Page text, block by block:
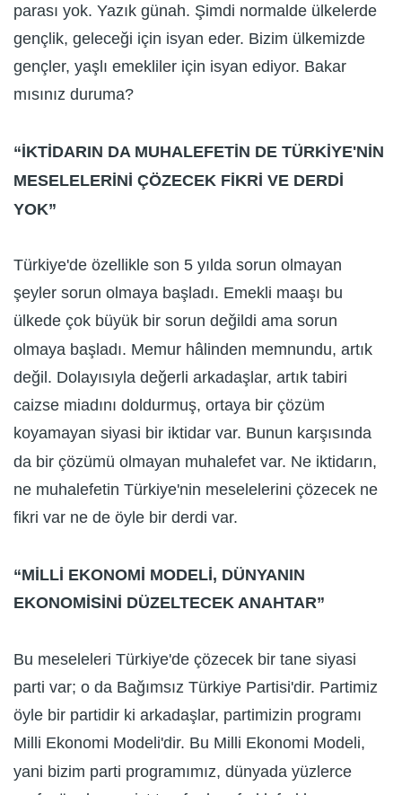
parası yok. Yazık günah. Şimdi normalde ülkelerde
gençlik, geleceği için isyan eder. Bizim ülkemizde
gençler, yaşlı emekliler için isyan ediyor. Bakar
mısınız duruma?
“İKTİDARIN DA MUHALEFETİN DE TÜRKİYE'NİN
MESELELERİNİ ÇÖZECEK FİKRİ VE DERDİ
YOK”
Türkiye'de özellikle son 5 yılda sorun olmayan
şeyler sorun olmaya başladı. Emekli maaşı bu
ülkede çok büyük bir sorun değildi ama sorun
olmaya başladı. Memur hâlinden memnundu, artık
değil. Dolayısıyla değerli arkadaşlar, artık tabiri
caizse miadını doldurmuş, ortaya bir çözüm
koyamayan siyasi bir iktidar var. Bunun karşısında
da bir çözümü olmayan muhalefet var. Ne iktidarın,
ne muhalefetin Türkiye'nin meselelerini çözecek ne
fikri var ne de öyle bir derdi var.
“MİLLİ EKONOMİ MODELİ, DÜNYANIN
EKONOMİSİNİ DÜZELTECEK ANAHTAR”
Bu meseleleri Türkiye'de çözecek bir tane siyasi
parti var; o da Bağımsız Türkiye Partisi'dir. Partimiz
öyle bir partidir ki arkadaşlar, partimizin programı
Milli Ekonomi Modeli'dir. Bu Milli Ekonomi Modeli,
yani bizim parti programımız, dünyada yüzlerce